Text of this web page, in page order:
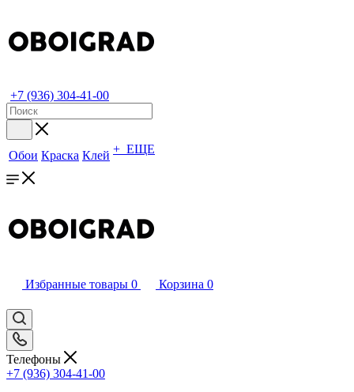
+7 (936) 304-41-00
Обои Краска Клей + ЕЩЕ
Избранные товары 0 Корзина 0
Телефоны
+7 (936) 304-41-00